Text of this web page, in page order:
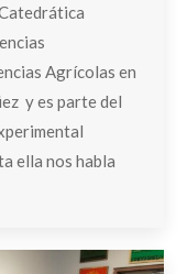
Agrícolas en
y es parte del
ella nos habla